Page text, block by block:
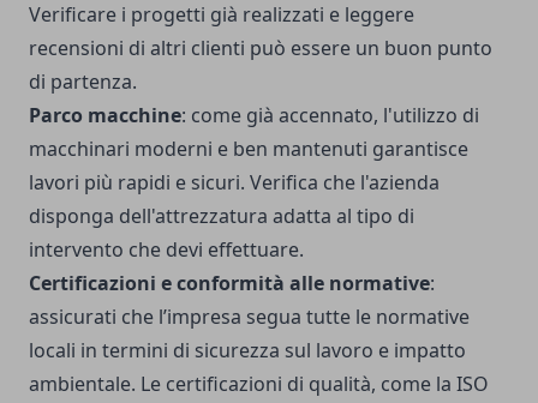
Verificare i progetti già realizzati e leggere
recensioni di altri clienti può essere un buon punto
di partenza.
Parco macchine: come già accennato, l'utilizzo di
macchinari moderni e ben mantenuti garantisce
lavori più rapidi e sicuri. Verifica che l'azienda
disponga dell'attrezzatura adatta al tipo di
intervento che devi effettuare.
Certificazioni e conformità alle normative:
assicurati che l’impresa segua tutte le normative
locali in termini di sicurezza sul lavoro e impatto
ambientale. Le certificazioni di qualità, come la ISO